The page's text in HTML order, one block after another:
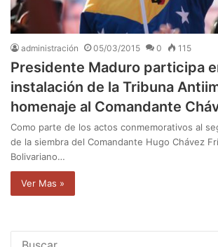
administración 05/03/2015 0 115
Presidente Maduro participa
instalación de la Tribuna
homenaje al Comandante
Como parte de los actos conmemorativos al
de la siembra del Comandante Hugo Chávez
Bolivariano…
Ver Mas »